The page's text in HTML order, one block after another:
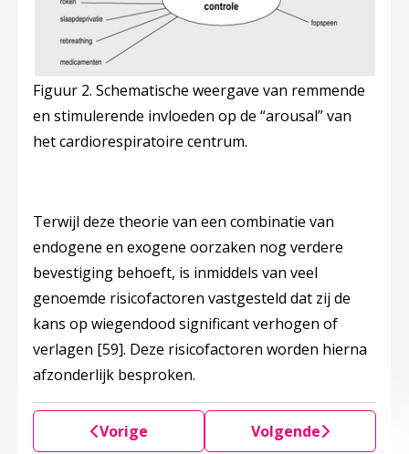
Figuur 2. Schematische weergave van remmende
en stimulerende invloeden op de “arousal” van
het cardiorespiratoire centrum.
Terwijl deze theorie van een combinatie van
endogene en exogene oorzaken nog verdere
bevestiging behoeft, is inmiddels van veel
genoemde risicofactoren vastgesteld dat zij de
kans op wiegendood significant verhogen of
verlagen [59]. Deze risicofactoren worden hierna
afzonderlijk besproken.
Vorige Volgende